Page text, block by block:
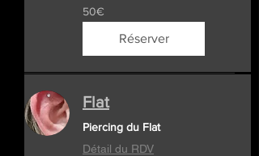
50€
50€
Réserver
Flat
Piercing du Flat
Détail du RDV